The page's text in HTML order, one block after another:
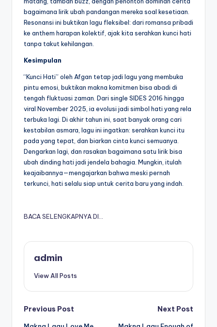
bagaimana lirik ubah pandangan mereka soal kesetiaan.
Resonansi ini buktikan lagu fleksibel: dari romansa pribadi
ke anthem harapan kolektif, ajak kita serahkan kunci hati
tanpa takut kehilangan.
Kesimpulan
“Kunci Hati” oleh Afgan tetap jadi lagu yang membuka
pintu emosi, buktikan makna komitmen bisa abadi di
tengah fluktuasi zaman. Dari single SIDES 2016 hingga
viral November 2025, ia evolusi jadi simbol hati yang rela
terbuka lagi. Di akhir tahun ini, saat banyak orang cari
kestabilan asmara, lagu ini ingatkan: serahkan kunci itu
pada yang tepat, dan biarkan cinta kunci semuanya.
Dengarkan lagi, dan rasakan bagaimana satu lirik bisa
ubah dinding hati jadi jendela bahagia. Mungkin, itulah
keajaibannya—mengajarkan bahwa meski pernah
terkunci, hati selalu siap untuk cerita baru yang indah.
BACA SELENGKAPNYA DI…
admin
View All Posts
Post
Previous Post
Next Post